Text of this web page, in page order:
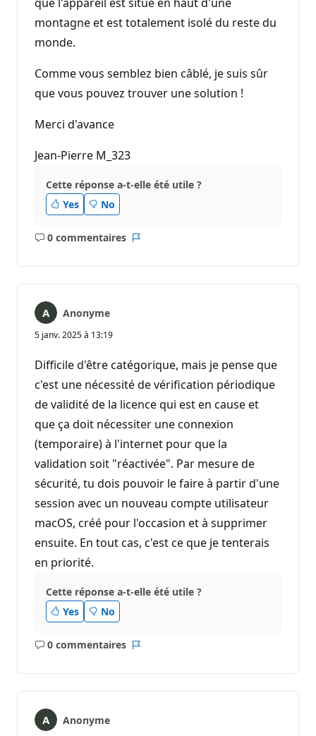
montagne et est totalement isolé du reste du
monde.
Comme vous semblez bien câblé, je suis sûr
que vous pouvez trouver une solution !
Merci d'avance
Jean-Pierre M_323
Cette réponse a-t-elle été utile ?
Yes
No
0 commentaires
Aucun
Anonyme
5 janv. 2025 à 13:19
Difficile d'être catégorique, mais je pense que
c'est une nécessité de vérification périodique
de validité de la licence qui est en cause et
que ça doit nécessiter une connexion
(temporaire) à l'internet pour que la
validation soit "réactivée". Par mesure de
sécurité, tu dois pouvoir le faire à partir d'une
session avec un nouveau compte utilisateur
macOS, créé pour l'occasion et à supprimer
ensuite. En tout cas, c'est ce que je tenterais
en priorité.
Cette réponse a-t-elle été utile ?
Yes
No
0 commentaires
Aucun
Anonyme